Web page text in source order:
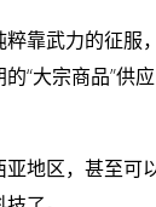
靠武力的征服
“大宗商品”供
地区，甚至可